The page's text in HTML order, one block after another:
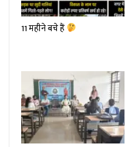
11 महीने बचे हैं